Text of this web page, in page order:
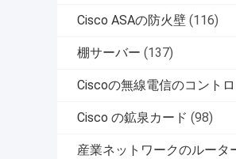
Cisco ASAの防火壁 (116)
棚サーバー (137)
Ciscoの無線電信のコント
Cisco の鉱泉カード (98)
産業ネットワークのルータ